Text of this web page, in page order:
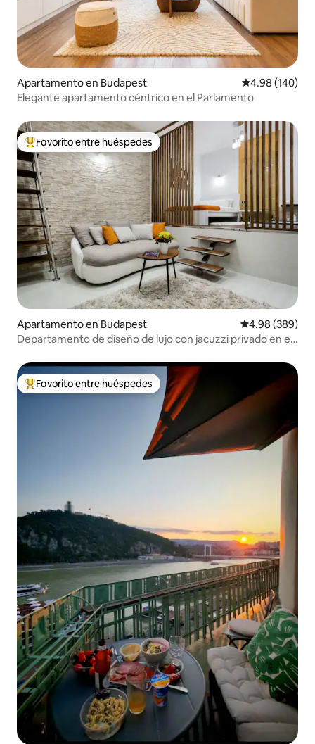
Apartamento en Budapest Calificación
4.98 (140)
Elegante apartamento céntrico en el Parlamento
Favorito entre huéspedes preferido
Favorito entre huéspedes
Apartamento en Budapest Calificación
4.98 (389)
Departamento de diseño de lujo con jacuzzi privado en el
Favorito entre huéspedes preferido
Favorito entre huéspedes